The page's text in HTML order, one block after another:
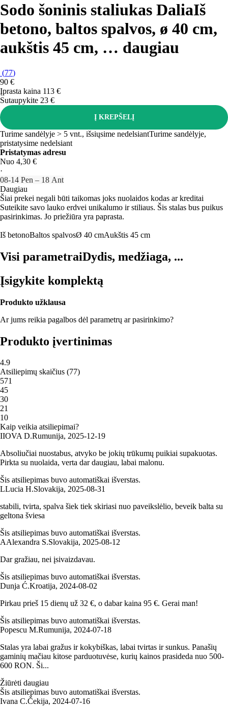
Sodo šoninis staliukas DaliaIš
betono, baltos spalvos, ø 40 cm,
aukštis 45 cm, … daugiau
(77)
90 €
Įprasta kaina 113 €
Sutaupykite 23 €
Į KREPŠELĮ
Turime sandėlyje > 5 vnt., išsiųsime nedelsiantTurime sandėlyje,
pristatysime nedelsiant
Pristatymas adresu
Nuo 4,30 €
·
08‑14 Pen – 18 Ant
Daugiau
Šiai prekei negali būti taikomas joks nuolaidos kodas ar kreditai
Suteikite savo lauko erdvei unikalumo ir stiliaus. Šis stalas bus puikus
pasirinkimas. Jo priežiūra yra paprasta.
Iš betonoBaltos spalvosØ 40 cmAukštis 45 cm
Visi parametraiDydis, medžiaga, ...
Įsigykite komplektą
Produkto užklausa
Ar jums reikia pagalbos dėl parametrų ar pasirinkimo?
Produkto įvertinimas
4.9
Atsiliepimų skaičius (77)
571
45
30
21
10
Kaip veikia atsiliepimai?
IIOVA D.Rumunija, 2025‑12‑19
Absoliučiai nuostabus, atvyko be jokių trūkumų puikiai supakuotas.
Pirkta su nuolaida, verta dar daugiau, labai malonu.
Šis atsiliepimas buvo automatiškai išverstas.
LLucia H.Slovakija, 2025‑08‑31
stabili, tvirta, spalva šiek tiek skiriasi nuo paveikslėlio, beveik balta su
geltona šviesa
Šis atsiliepimas buvo automatiškai išverstas.
AAlexandra S.Slovakija, 2025‑08‑12
Dar gražiau, nei įsivaizdavau.
Šis atsiliepimas buvo automatiškai išverstas.
Dunja Ć.Kroatija, 2024‑08‑02
Pirkau prieš 15 dienų už 32 €, o dabar kaina 95 €. Gerai man!
Šis atsiliepimas buvo automatiškai išverstas.
Popescu M.Rumunija, 2024‑07‑18
Stalas yra labai gražus ir kokybiškas, labai tvirtas ir sunkus. Panašių
gaminių mačiau kitose parduotuvėse, kurių kainos prasideda nuo 500-
600 RON. Ši...
Žiūrėti daugiau
Šis atsiliepimas buvo automatiškai išverstas.
Ivana C.Čekija, 2024‑07‑16